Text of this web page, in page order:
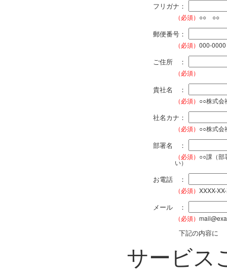
フリガナ：
（必須） ○○ ○○
郵便番号：
（必須） 000-0000
ご住所 ：
（必須）
貴社名 ：
（必須） ○○株式会
社名カナ：
（必須） ○○株式会
部署名 ：
（必須） ○○課（部
い）
お電話 ：
（必須） XXXX-
メール ：
（必須）
下記の内容に
サービス